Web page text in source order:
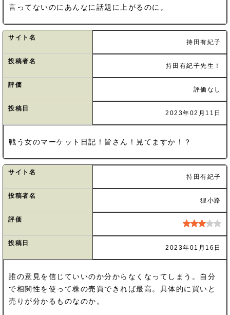
言ってないのにあんなに話題に上がるのに。
サイト名
持田有紀子
投稿者名
持田有紀子先生！
評価
評価なし
投稿日
2023年02月11日
戦う女のマーケット日記！皆さん！見てますか！？
サイト名
持田有紀子
投稿者名
狸小路
評価
投稿日
2023年01月16日
誰の意見を信じていいのか分からなくなってしまう。自分
で相関性を使って株の売買できれば最高。具体的に買いと
売りが分かるものなのか。